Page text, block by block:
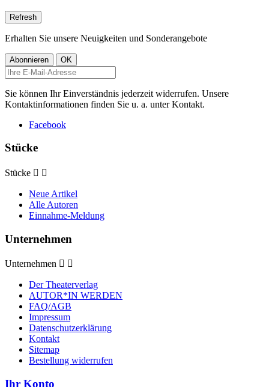
Erhalten Sie unsere Neuigkeiten und Sonderangebote
Sie können Ihr Einverständnis jederzeit widerrufen. Unsere
Kontaktinformationen finden Sie u. a. unter Kontakt.
Facebook
Stücke
Stücke  
Neue Artikel
Alle Autoren
Einnahme-Meldung
Unternehmen
Unternehmen  
Der Theaterverlag
AUTOR*IN WERDEN
FAQ/AGB
Impressum
Datenschutzerklärung
Kontakt
Sitemap
Bestellung widerrufen
Ihr Konto